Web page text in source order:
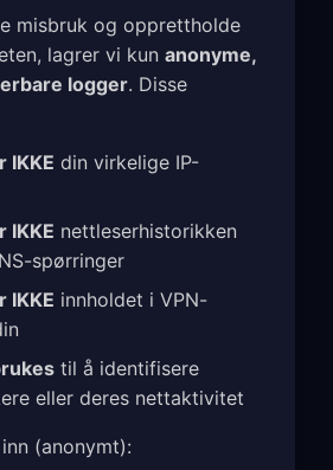
misbruk og opprettholde
lagrer vi kun anonyme,
logger. Disse
IKKE din virkelige IP-
IKKE nettleserhistorikken
spørringer
IKKE innholdet i VPN-
til å identifisere
eller deres nettaktivitet
(anonymt):